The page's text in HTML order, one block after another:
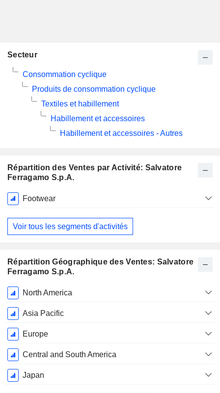
Répartition des Ventes par Activité: Salvatore
Ferragamo S.p.A.
Période
Fiscale:
Décembre
Footwear
Voir tous les segments d'activités
Répartition Géographique des Ventes: Salvatore
Ferragamo S.p.A.
Période
Fiscale:
Décembre
North America
Asia Pacific
Europe
Central and South America
Japan
Secteur
Consommation cyclique
Produits de consommation cyclique
Textiles et habillement
Habillement et accessoires
Habillement et accessoires - Autres